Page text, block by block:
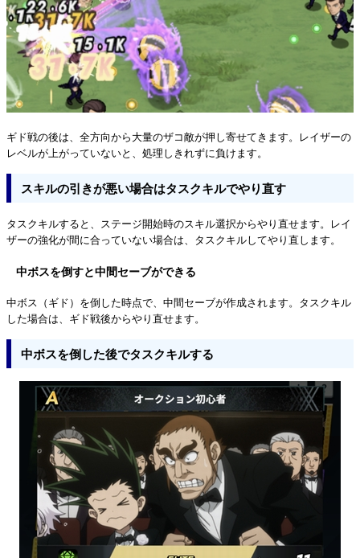
ギド戦の後は、全方向から大量のザコ敵が押し寄せてきます。レイザーの
レベルが上がっていないと、処理しきれずに負けます。
スキルの引きが悪い場合はタスクキルでやり直す
タスクキルすると、ステージ開始時のスキル選択からやり直せます。レイ
ザーの強化が間に合っていない場合は、タスクキルしてやり直します。
中ボスを倒すと中間セーブができる
中ボス（ギド）を倒した時点で、中間セーブが作成されます。タスクキル
した場合は、ギド戦後からやり直せます。
中ボスを倒した後でタスクキルする